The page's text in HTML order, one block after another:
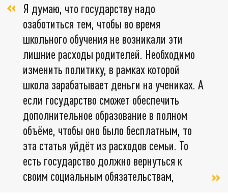
Я думаю, что государству надо
озаботиться тем, чтобы во время
школьного обучения не возникали эти
лишние расходы родителей. Необходимо
изменить политику, в рамках которой
школа зарабатывает деньги на учениках. А
если государство сможет обеспечить
дополнительное образование в полном
объёме, чтобы оно было бесплатным, то
эта статья уйдёт из расходов семьи. То
есть государство должно вернуться к
своим социальным обязательствам,